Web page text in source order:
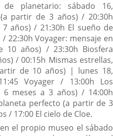
de planetario: sábado 16,
partir de 3 años) / 20:30h
años) / 21:30h El sueño de
22:30h Voyager: mensaje en
años) / 23:30h Biosfera
/ 00:15h Mismas estrellas,
de 10 años) | lunes 18,
Voyager / 13:00h Los
meses a 3 años) / 14:00h
perfecto (a partir de 3
/ 17:00 El cielo de Cloe.
el propio museo el sábado